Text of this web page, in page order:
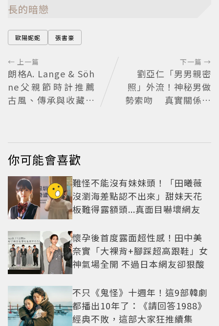
長的暗戀
歐陽妮妮 張書豪
← 上一篇
朗格A. Lange & Söh
ne父親節時計推薦
古風、傳承與收藏的
下一篇 →
劉亞仁「男男親密
照」外流！神秘男做
勢索吻 真實關係引
你可能會喜歡
難怪不能沒有妹妹頭！「田曦薇
沒瀏海差點認不出來」甜妹天花
板難得露額頭...真面目嚇壞網友
懷孕後首度露面超性感！田中美
奈實「大裸背+腳踩超高跟鞋」女
神氣場全開 不過日本網友卻狠酸
不只《鬼怪》十週年！這9部韓劇
都播出10年了：《請回答1988》
經典不敗，這部大家狂推續集